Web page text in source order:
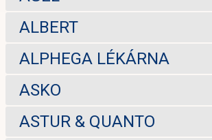
ALBERT
ALPHEGA LÉKÁRNA
ASKO
ASTUR & QUANTO